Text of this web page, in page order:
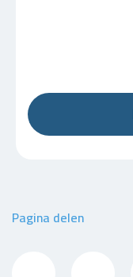
Pagina delen